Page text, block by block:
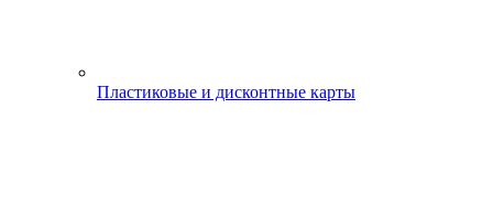
Пластиковые и дисконтные карты